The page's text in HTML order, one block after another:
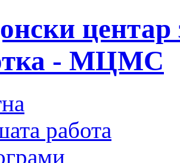
центар
- МЦМС
работа